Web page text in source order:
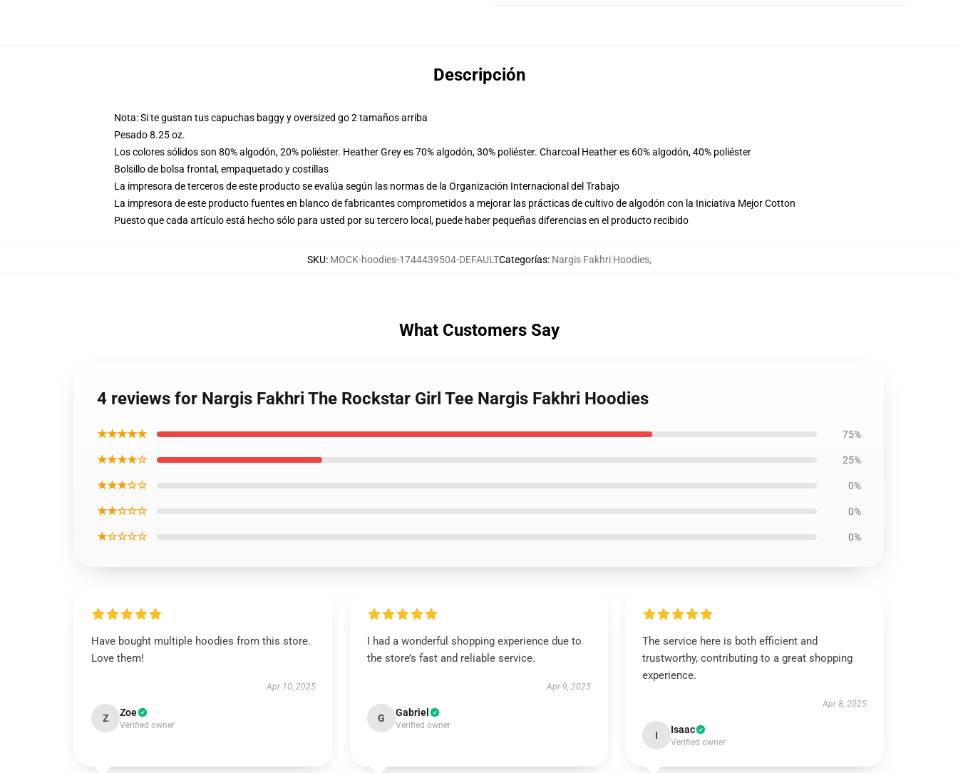
Descripción
Nota: Si te gustan tus capuchas baggy y oversized go 2 tamaños arriba
Pesado 8.25 oz.
Los colores sólidos son 80% algodón, 20% poliéster. Heather Grey es 70% algodón, 30% poliéster. Charcoal Heather es 60% algodón, 40% poliéster
Bolsillo de bolsa frontal, empaquetado y costillas
La impresora de terceros de este producto se evalúa según las normas de la Organización Internacional del Trabajo
La impresora de este producto fuentes en blanco de fabricantes comprometidos a mejorar las prácticas de cultivo de algodón con la Iniciativa Mejor Cotton
Puesto que cada artículo está hecho sólo para usted por su tercero local, puede haber pequeñas diferencias en el producto recibido
SKU: MOCK-hoodies-1744439504-DEFAULTCategorías: Nargis Fakhri Hoodies,
What Customers Say
4 reviews for Nargis Fakhri The Rockstar Girl Tee Nargis Fakhri Hoodies
★★★★★ 75%
★★★★☆ 25%
★★★☆☆ 0%
★★☆☆☆ 0%
★☆☆☆☆ 0%
Have bought multiple hoodies from this store.
Love them!
Apr 10, 2025
Z Zoe
Verified owner
I had a wonderful shopping experience due to
the store’s fast and reliable service.
Apr 9, 2025
G Gabriel
Verified owner
The service here is both efficient and
trustworthy, contributing to a great shopping
experience.
Apr 8, 2025
I Isaac
Verified owner